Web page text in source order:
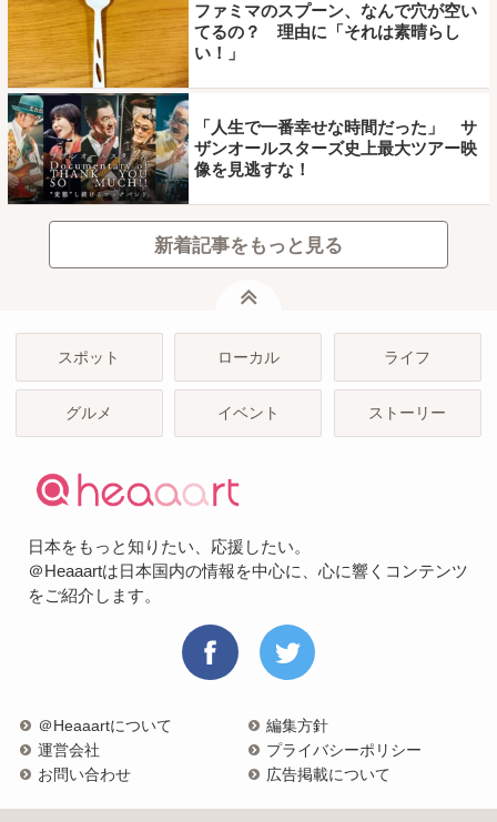
ファミマのスプーン、なんで穴が空い
てるの？ 理由に「それは素晴らし
い！」
「人生で一番幸せな時間だった」 サ
ザンオールスターズ史上最大ツアー映
像を見逃すな！
新着記事をもっと見る
スポット ローカル ライフ
グルメ イベント ストーリー
日本をもっと知りたい、応援したい。
＠Heaaartは日本国内の情報を中心に、心に響くコンテンツ
をご紹介します。
＠Heaaartについて
編集方針
運営会社
プライバシーポリシー
お問い合わせ
広告掲載について